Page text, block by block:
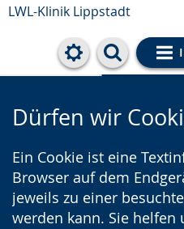
LWL-Klinik Lippstadt
Cookie-
Dürfen wir
Ein Cookie ist eine
Browser auf dem
jeweils zu einer
werden kann. Sie helfen